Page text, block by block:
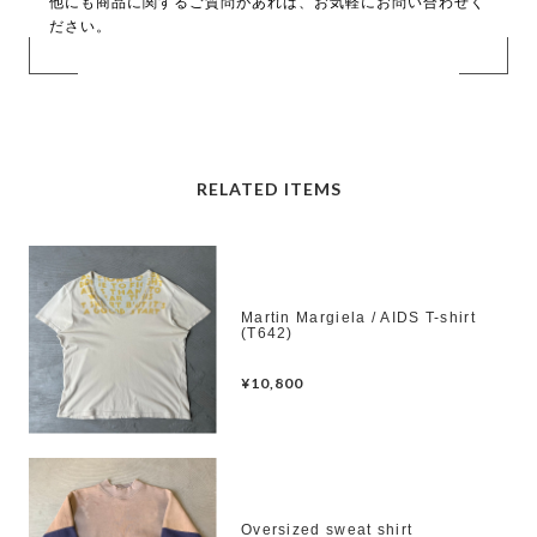
ださい。
RELATED ITEMS
Martin Margiela / AIDS T-shirt
(T642)
¥10,800
Oversized sweat shirt